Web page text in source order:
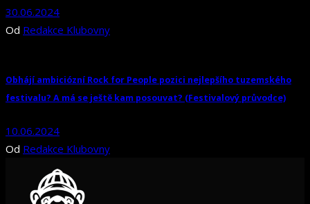
30.06.2024
Od Redakce Klubovny
Obhájí ambiciózní Rock for People pozici nejlepšího tuzemského
festivalu? A má se ještě kam posouvat? (Festivalový průvodce)
10.06.2024
Od Redakce Klubovny